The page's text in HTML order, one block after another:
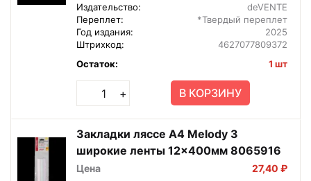
Издательство:
deVENTE
Переплет:
*Твердый переплет
Год издания:
2025
Штрихкод:
4627077809372
Остаток:
1 шт
+ В КОРЗИНУ
Закладки ляссе А4 Melody 3
широкие ленты 12x400мм 8065916
Цена 27,40 ₽